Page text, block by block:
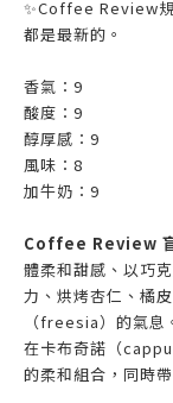
✨Coffee Review
都是最新的。
香氣：9
酸度：9
醇厚感：9
風味：8
加牛奶：9
Coffee Review 盲
體柔和甜感、以巧
力、烘烤杏仁、橘
（freesia）的氣息
在卡布奇諾（
的柔和組合，同時